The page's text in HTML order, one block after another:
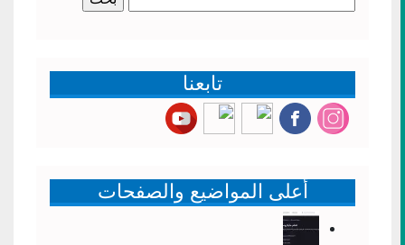
عن:
تابعنا
أعلى المواضيع والصفحات